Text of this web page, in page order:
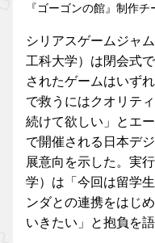
『ゴーゴンの館』制作チ
シリアスゲームジャ
工科大学）は閉会式
されたゲームはいず
で救うにはクオリテ
続けて欲しい」とエ
で開催される日本デ
展意向を示した。実
学）は「今回は留学
ンダとの連携をはじ
いきたい」と抱負を語